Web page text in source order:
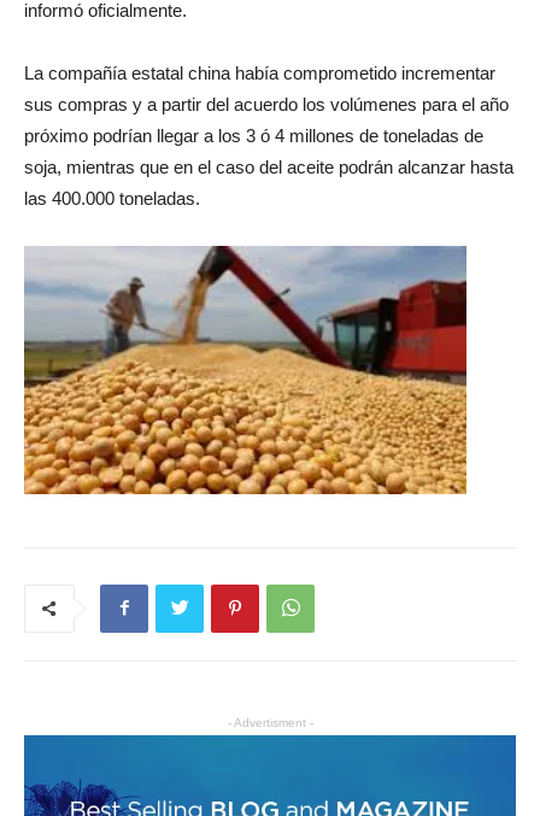
informó oficialmente.
La compañía estatal china había comprometido incrementar
sus compras y a partir del acuerdo los volúmenes para el año
próximo podrían llegar a los 3 ó 4 millones de toneladas de
soja, mientras que en el caso del aceite podrán alcanzar hasta
las 400.000 toneladas.
- Advertisment -